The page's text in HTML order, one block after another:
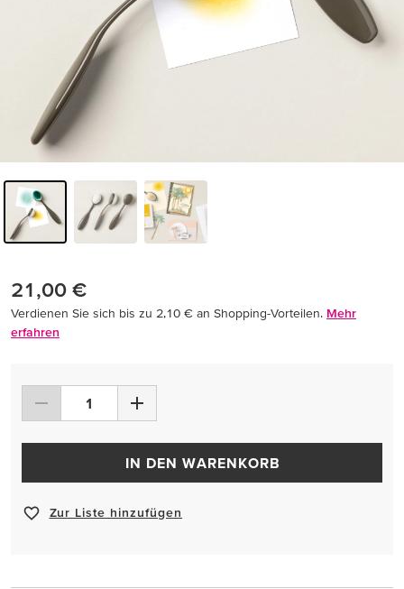
21,00 €
Verdienen Sie sich bis zu 2,10 € an Shopping-Vorteilen. Mehr
erfahren
IN DEN WARENKORB
Zur Liste hinzufügen